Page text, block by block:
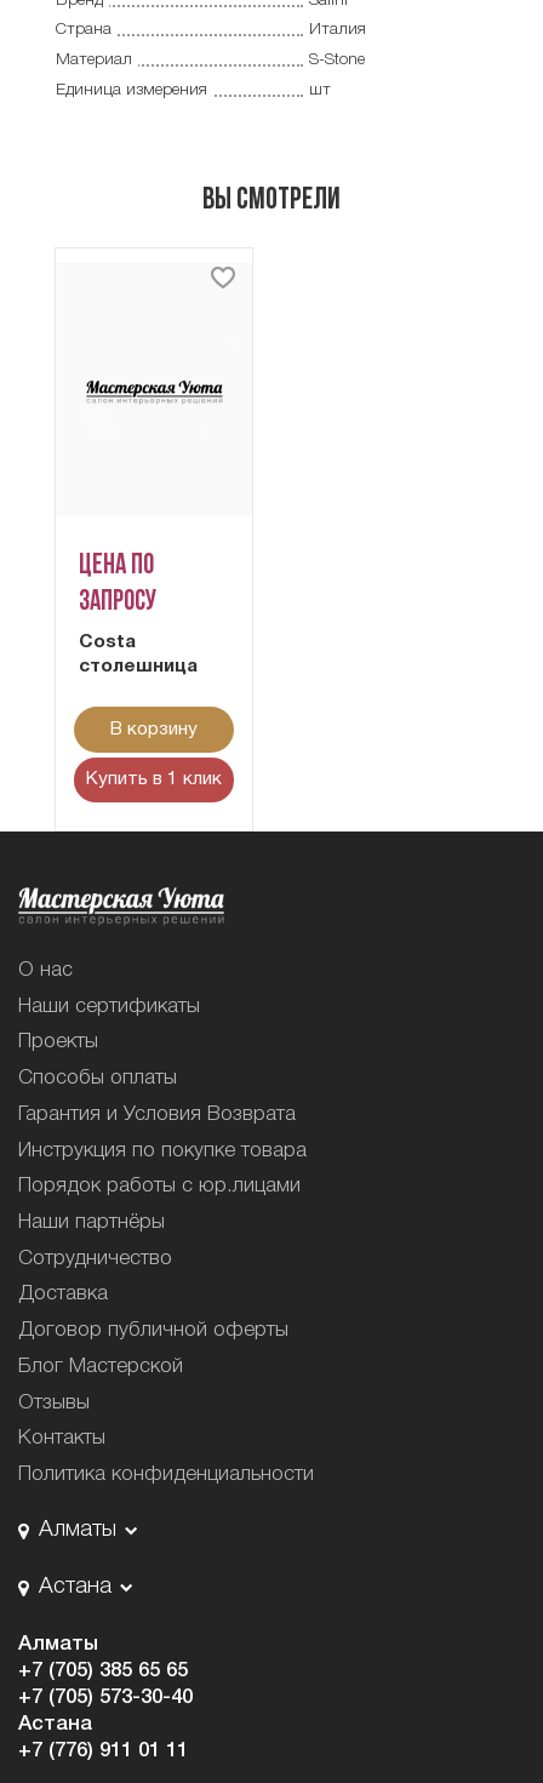
Страна
Италия
Материал
S-Stone
Единица измерения
шт
Вы смотрели
Цена по
запросу
Costa
столешница
В корзину
Купить в 1 клик
О нас
Наши сертификаты
Проекты
Способы оплаты
Гарантия и Условия Возврата
Инструкция по покупке товара
Порядок работы с юр.лицами
Наши партнёры
Сотрудничество
Доставка
Договор публичной оферты
Блог Мастерской
Отзывы
Контакты
Политика конфиденциальности
Алматы
Астана
Алматы
+7 (705) 385 65 65
+7 (705) 573-30-40
Астана
+7 (776) 911 01 11